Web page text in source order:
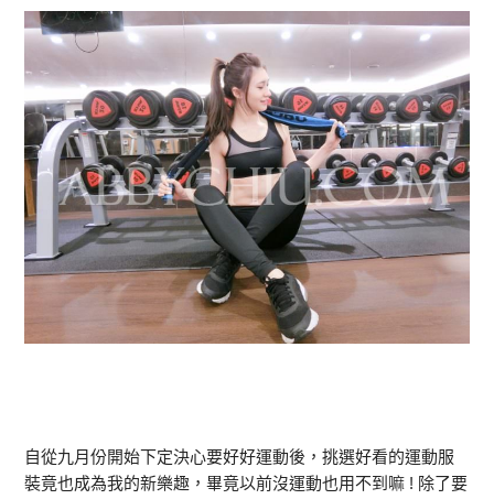
自從九月份開始下定決心要好好運動後，挑選好看的運動服
裝竟也成為我的新樂趣，畢竟以前沒運動也用不到嘛 ! 除了要